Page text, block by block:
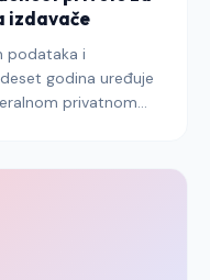
izdavače
podataka i
godina uređuje
privatnom
privolu za kolačiće,
saveznu